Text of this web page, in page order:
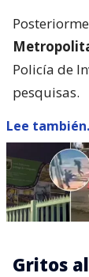
Policía de
pesquisas.
Lee
Gritos